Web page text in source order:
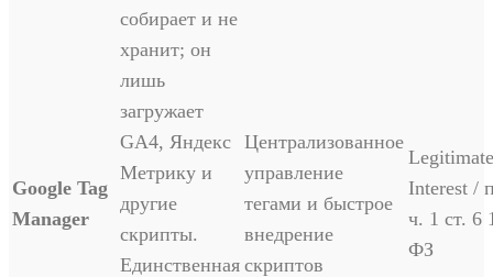
Google Tag
Manager
собирает и не
хранит; он
лишь
загружает
GA4, Яндекс
Метрику и
другие
скрипты.
Единственная
Централизованное
управление
тегами и быстрое
внедрение
скриптов
Legitimate
Interest /
ч. 1 ст. 6
ФЗ